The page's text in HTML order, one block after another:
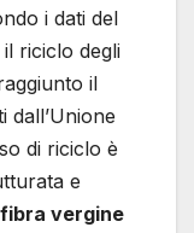
i dati del
il riciclo degli
il
dall’Unione
di riciclo è
e
vergine